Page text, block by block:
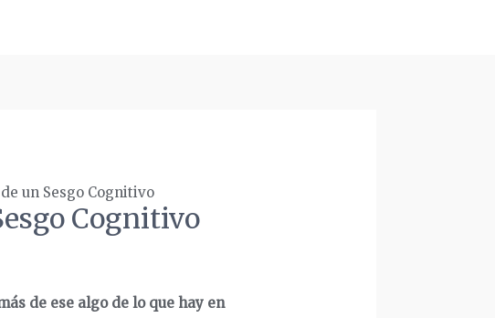
un Sesgo Cognitivo
Cognitivo
de ese algo de lo que hay en